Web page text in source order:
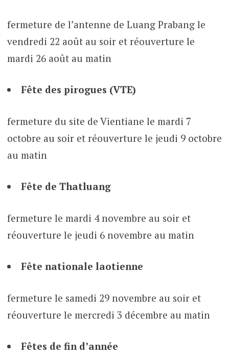
fermeture de l’antenne de Luang Prabang le
vendredi 22 août au soir et réouverture le
mardi 26 août au matin
Fête des pirogues (VTE)
fermeture du site de Vientiane le mardi 7
octobre au soir et réouverture le jeudi 9 octobre
au matin
Fête de Thatluang
fermeture le mardi 4 novembre au soir et
réouverture le jeudi 6 novembre au matin
Fête nationale laotienne
fermeture le samedi 29 novembre au soir et
réouverture le mercredi 3 décembre au matin
Fêtes de fin d’année